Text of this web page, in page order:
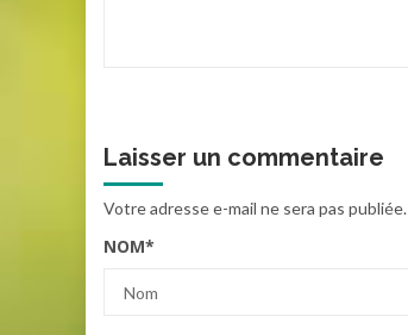
Laisser un commentaire
Votre adresse e-mail ne sera pas publiée.
NOM*